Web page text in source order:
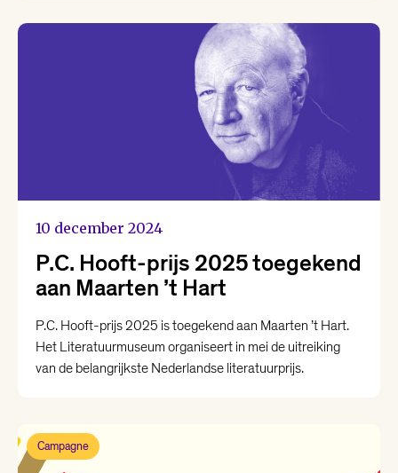
10 december 2024
P.C. Hooft-prijs 2025 toegekend
aan Maarten ’t Hart
P.C. Hooft-prijs 2025 is toegekend aan Maarten ’t Hart.
Het Literatuurmuseum organiseert in mei de uitreiking
van de belangrijkste Nederlandse literatuurprijs.
Campagne